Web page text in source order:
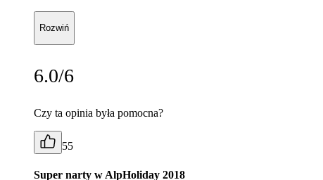
Rozwiń
6.0/6
Czy ta opinia była pomocna?
55
Super narty w AlpHoliday 2018